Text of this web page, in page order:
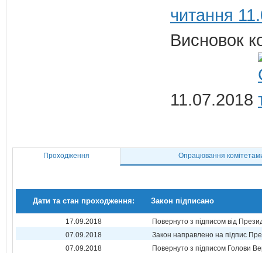
читання
Висновок
11.07.2018
Проходження Опрацювання
Дати та стан проходження: Закон підписано
17.09.2018
Повернуто з підписом від
07.09.2018
Закон направлено на підпис
07.09.2018
Повернуто з підписом Голови